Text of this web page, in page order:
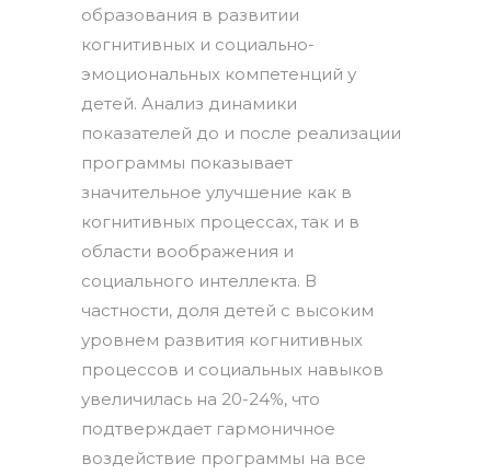
образования в развитии
когнитивных и социально-
эмоциональных компетенций у
детей. Анализ динамики
показателей до и после реализации
программы показывает
значительное улучшение как в
когнитивных процессах, так и в
области воображения и
социального интеллекта. В
частности, доля детей с высоким
уровнем развития когнитивных
процессов и социальных навыков
увеличилась на 20-24%, что
подтверждает гармоничное
воздействие программы на все